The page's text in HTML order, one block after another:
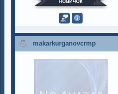
makarkurganovcrmp